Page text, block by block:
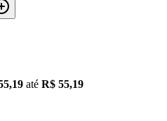
até R$ 55,19